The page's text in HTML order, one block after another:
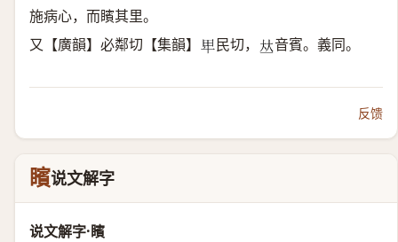
施病心，而矉其里。
又【廣韻】必鄰切【集韻】 𤰞 民切， 𠀤音賓。義同。
反馈
矉说文解字
说文解字·矉